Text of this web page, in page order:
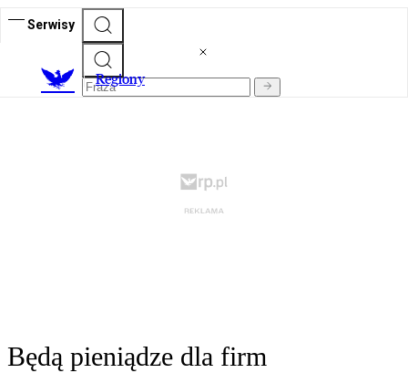
Serwisy
Regiony
Będą pieniądze dla firm